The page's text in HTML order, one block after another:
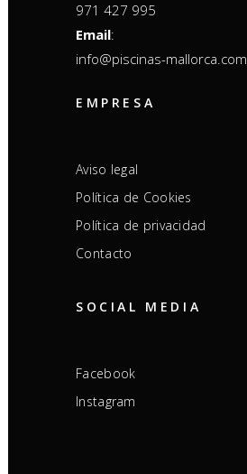
971 427 995
Email:
info@piscinas-mallorca.com
EMPRESA
Aviso legal
Política de Cookies
Política de privacidad
Contacto
SOCIAL MEDIA
Facebook
Instagram